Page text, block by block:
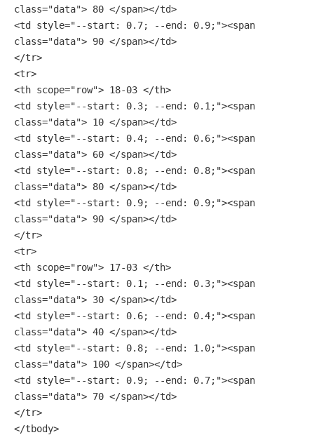
class="data"> 80 </span></td>
<td style="--start: 0.7; --end: 0.9;"><span
class="data"> 90 </span></td>
</tr>
<tr>
<th scope="row"> 18-03 </th>
<td style="--start: 0.3; --end: 0.1;"><span
class="data"> 10 </span></td>
<td style="--start: 0.4; --end: 0.6;"><span
class="data"> 60 </span></td>
<td style="--start: 0.8; --end: 0.8;"><span
class="data"> 80 </span></td>
<td style="--start: 0.9; --end: 0.9;"><span
class="data"> 90 </span></td>
</tr>
<tr>
<th scope="row"> 17-03 </th>
<td style="--start: 0.1; --end: 0.3;"><span
class="data"> 30 </span></td>
<td style="--start: 0.6; --end: 0.4;"><span
class="data"> 40 </span></td>
<td style="--start: 0.8; --end: 1.0;"><span
class="data"> 100 </span></td>
<td style="--start: 0.9; --end: 0.7;"><span
class="data"> 70 </span></td>
</tr>
</tbody>